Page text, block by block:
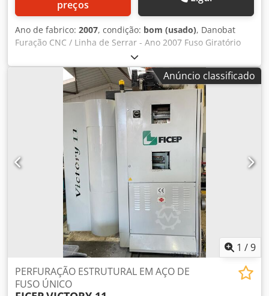
preços
Ano de fabrico: 2007, condição: bom (usado), Danobat
Furação CNC / Linha de Serrar - Ano 2007 Fuso Giratório
Único. Djdpfxoig T Ame Ailsck Rolos de alimentação de 18
metros. Rolos de alimentação externa de 12 metros.
Pincher unidade de alimentação. Transferências Cruzadas
de Alimentação. Transferências Cruzadas de Alimentação.
750mm de capacidade. Capacidade de serrar: Capacidade
de corte redondo (sem mandíbulas verticais, ângulo 0
graus) 520 mm. Capacidade de corte rectangular (sem
mandíbula vertical, ângulo 0 graus) 700mm X 500 mm.
Capacidade máxima com mordentes verticais 700 X 500
mm. Capacidade de corte redondo com 45 graus de volta,
450 mm. Capacidade de corte rectangular com 45 graus de
viragem, 450 X 500 mm.
Anúncio classificado
1 /9
PERFURAÇÃO ESTRUTURAL EM AÇO DE
FUSO ÚNICO